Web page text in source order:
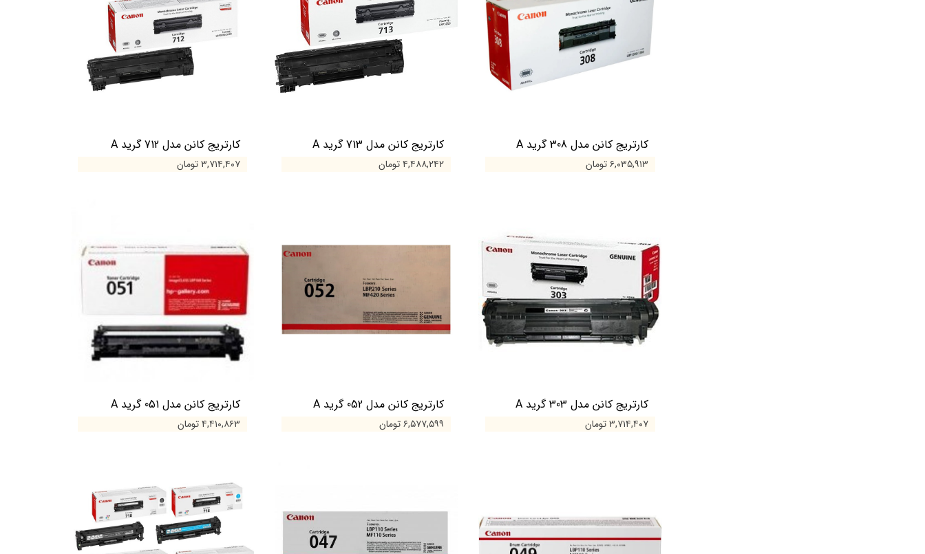
کارتریج کانن مدل 308 گرید A
۶,۰۳۵,۹۱۳ تومان
کارتریج کانن مدل 713 گرید A
۴,۴۸۸,۲۴۲ تومان
کارتریج کانن مدل 712 گرید A
۳,۷۱۴,۴۰۷ تومان
کارتریج کانن مدل 303 گرید A
۳,۷۱۴,۴۰۷ تومان
کارتریج کانن مدل 052 گرید A
۶,۵۷۷,۵۹۹ تومان
کارتریج کانن مدل 051 گرید A
۴,۴۱۰,۸۶۳ تومان